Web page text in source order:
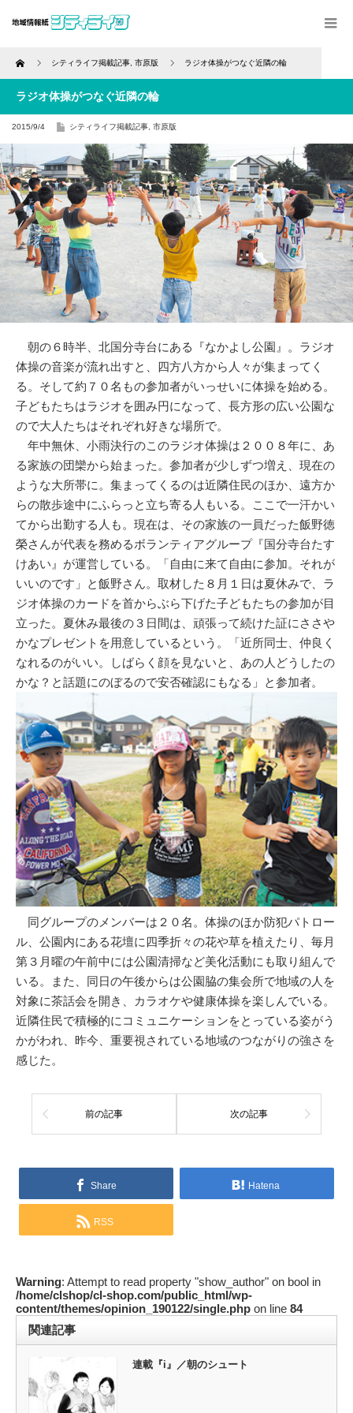
Home シティライフ掲載記事 市原版 ラジオ体操がつなぐ近隣の輪
ラジオ体操がつなぐ近隣の輪
2015/9/4 シティライフ掲載記事 市原版
朝の６時半、北国分寺台にある『なかよし公園』。ラジオ
体操の音楽が流れ出すと、四方八方から人々が集まってく
る。そして約７０名もの参加者がいっせいに体操を始める。
子どもたちはラジオを囲み円になって、長方形の広い公園な
ので大人たちはそれぞれ好きな場所で。
年中無休、小雨決行のこのラジオ体操は２００８年に、あ
る家族の団欒から始まった。参加者が少しずつ増え、現在の
ような大所帯に。集まってくるのは近隣住民のほか、遠方か
らの散歩途中にふらっと立ち寄る人もいる。ここで一汗かい
てから出勤する人も。現在は、その家族の一員だった飯野徳
榮さんが代表を務めるボランティアグループ『国分寺台たす
けあい』が運営している。「自由に来て自由に参加。それが
いいのです」と飯野さん。取材した８月１日は夏休みで、ラ
ジオ体操のカードを首からぶら下げた子どもたちの参加が目
立った。夏休み最後の３日間は、頑張って続けた証にささや
かなプレゼントを用意しているという。「近所同士、仲良く
なれるのがいい。しばらく顔を見ないと、あの人どうしたの
かな？と話題にのぼるので安否確認にもなる」と参加者。
同グループのメンバーは２０名。体操のほか防犯パトロー
ル、公園内にある花壇に四季折々の花や草を植えたり、毎月
第３月曜の午前中には公園清掃など美化活動にも取り組んで
いる。また、同日の午後からは公園脇の集会所で地域の人を
対象に茶話会を開き、カラオケや健康体操を楽しんでいる。
近隣住民で積極的にコミュニケーションをとっている姿がう
かがわれ、昨今、重要視されている地域のつながりの強さを
感じた。
前の記事 次の記事
Share Hatena
RSS
Warning: Attempt to read property "show_author" on bool in
/home/clshop/cl-shop.com/public_html/wp-
content/themes/opinion_190122/single.php on line 84
関連記事
連載『i』／朝のシュート